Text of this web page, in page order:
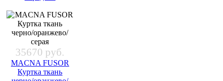
35670 руб.
MACNA FUSOR
Куртка ткань